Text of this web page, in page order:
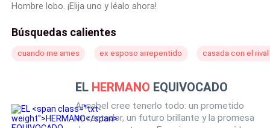
Hombre lobo. ¡Elija uno y léalo ahora!
Búsquedas calientes
cuando me ames ex esposo arrepentido casada con el
EL HERMANO EQUIVOCADO
Annabel cree tenerlo todo: un prometido
encantador, un futuro brillante y la promesa